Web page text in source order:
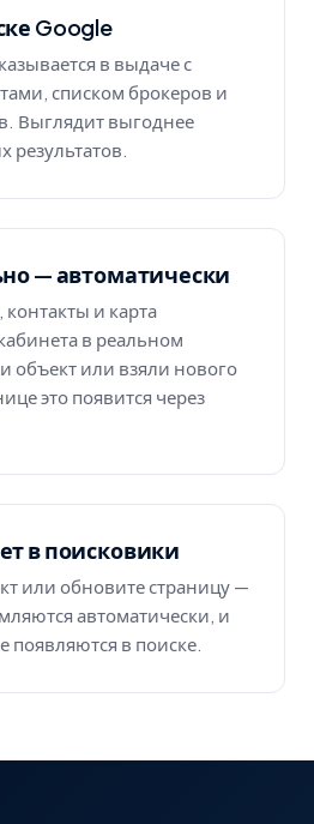
Google
в выдаче с
списком брокеров и
Выглядит выгоднее
результатов.
— автоматически
и карта
в реальном
объект или взяли нового
это появится через
в поисковики
или обновите страницу —
автоматически, и
появляются в поиске.